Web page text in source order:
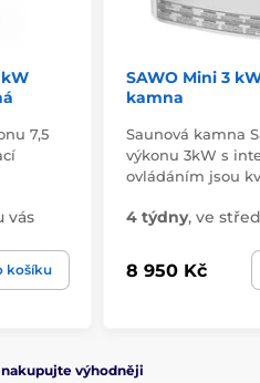
7,5
vás
košíku
SAWO Mini 3
kamna
Saunová kamna
výkonu 3kW s
ovládáním jsou
4 týdny, ve
8 950 Kč
nakupujte výhodněji